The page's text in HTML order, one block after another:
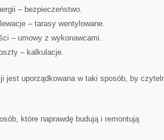
– bezpieczeństwo.
– tarasy wentylowane.
– umowy z wykonawcami.
– kalkulacje.
jest uporządkowana w taki sposób, by
które naprawdę budują i remontują